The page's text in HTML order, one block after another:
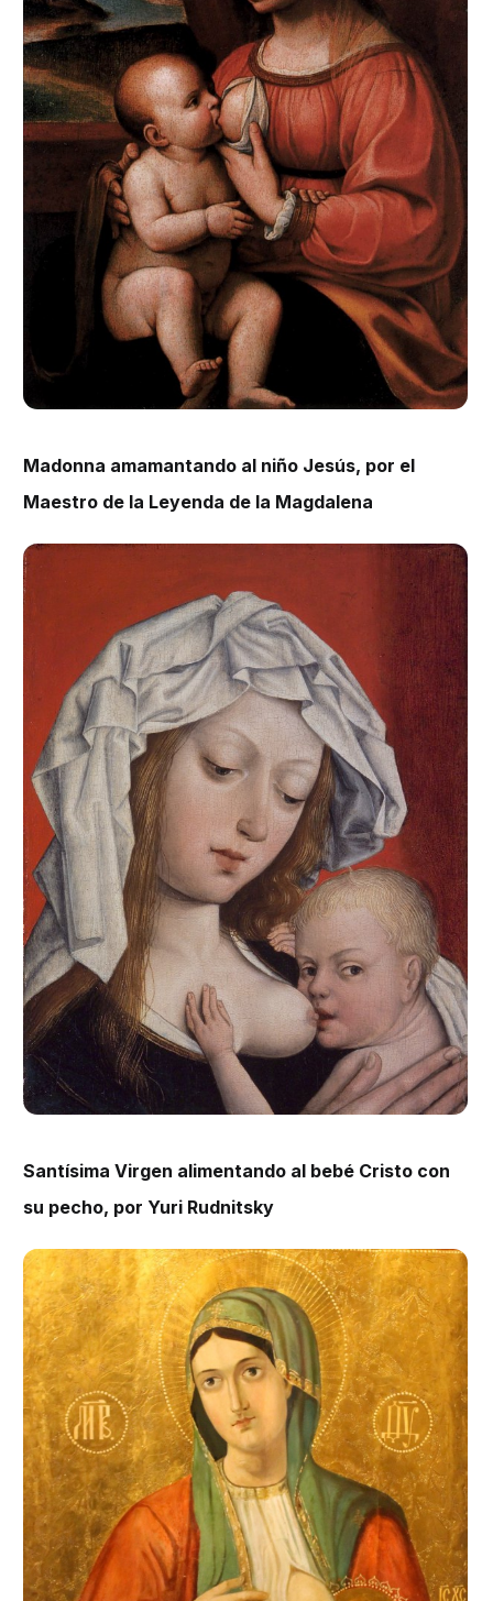
Madonna amamantando al niño Jesús, por el
Maestro de la Leyenda de la Magdalena
Santísima Virgen alimentando al bebé Cristo con
su pecho, por Yuri Rudnitsky